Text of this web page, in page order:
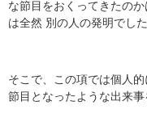
な節目をおくってきたの
は全然 別の人の発明でした
そこで、この項では個人
節目となったような出来事